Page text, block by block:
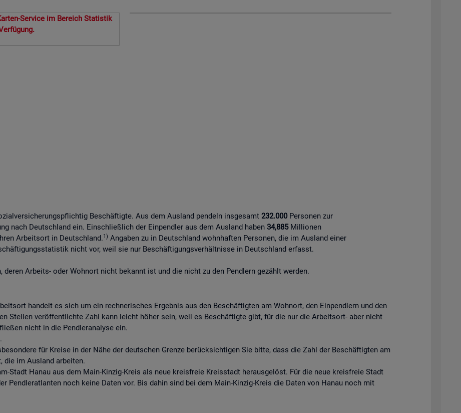
Service im Bereich Statistik
Beschäftigte. Aus dem Ausland pendeln insgesamt 232.000Personen zur
nach Deutschland ein. Einschließlich der Einpendler aus dem Ausland haben 34,885Millionen
Arbeitsort in Deutschland.1) Angaben zu in Deutschland wohnhaften Personen, die im Ausland einer
nicht vor, weil sie nur Beschäftigungsverhältnisse in Deutschland erfasst.
Arbeits- oder Wohnort nicht bekannt ist und die nicht zu den Pendlern gezählt werden.
handelt es sich um ein rechnerisches Ergebnis aus den Beschäftigten am Wohnort, den Einpendlern und den
Stellen veröffentlichte Zahl kann leicht höher sein, weil es Beschäftigte gibt, für die nur die Arbeitsort- aber nicht
nicht in die Pendleranalyse ein.
für Kreise in der Nähe der deutschen Grenze berücksichtigen Sie bitte, dass die Zahl der Beschäftigten am
die im Ausland arbeiten.
Stadt Hanau aus dem Main-Kinzig-Kreis als neue kreisfreie Kreisstadt herausgelöst. Für die neue kreisfreie Stadt
Pendleratlanten noch keine Daten vor. Bis dahin sind bei dem Main-Kinzig-Kreis die Daten von Hanau noch mit